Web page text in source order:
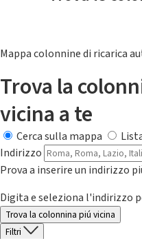
Mappa colonnine di ricarica
Trova la
vicina a te
Cerca sulla mappa
Indirizzo
Prova a inserire un indirizzo
Digita e seleziona l'indirizzo
Trova la colonnina piú vicina
Filtri